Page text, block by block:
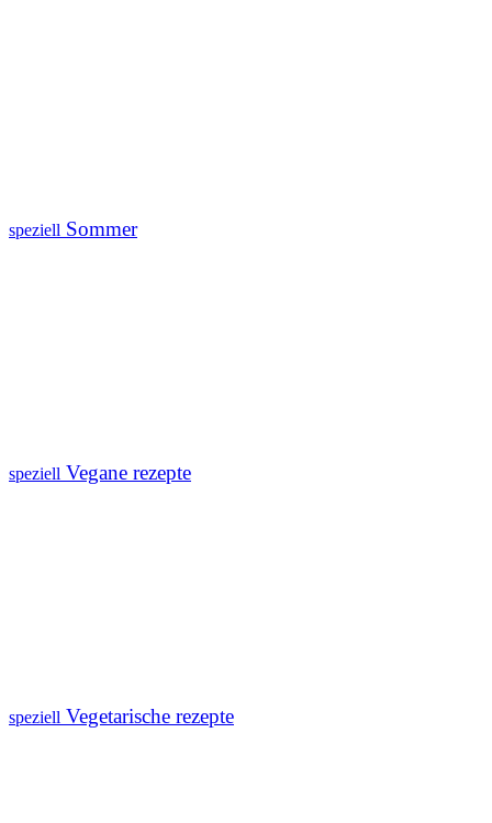
speziell Sommer
speziell Vegane rezepte
speziell Vegetarische rezepte